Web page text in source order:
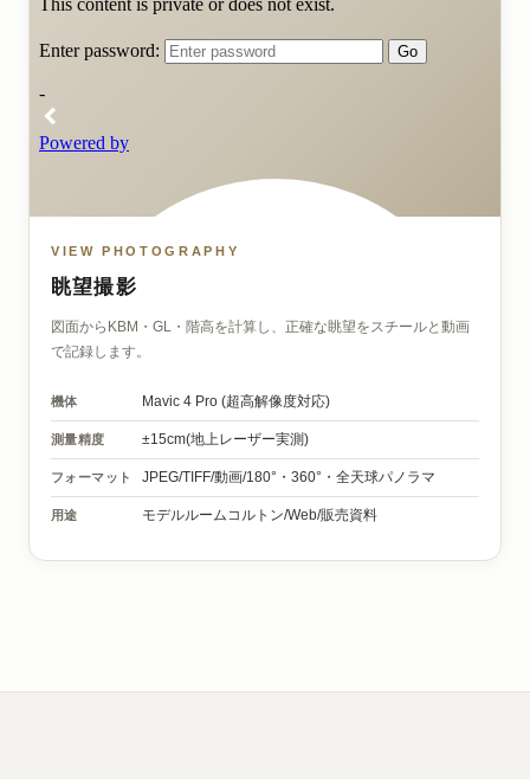
VIEW PHOTOGRAPHY
眺望撮影
図面からKBM・GL・階高を計算し、正確な眺望をスチールと動画
で記録します。
機体 Mavic 4 Pro (超高解像度対応)
測量精度 ±15cm(地上レーザー実測)
フォーマット JPEG/TIFF/動画/180°・360°・全天球パノラマ
用途 モデルルームコルトン/Web/販売資料